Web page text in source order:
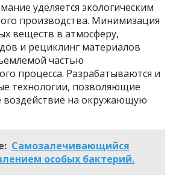
уделяется экологическим
производства. Минимизация
веществ в атмосферу,
и рециклинг материалов
частью
процесса. Разрабатываются и
технологии, позволяющие
воздействие на окружающую
Самозалечивающийся
особых бактерий.